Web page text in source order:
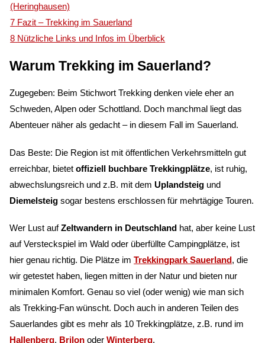
(Heringhausen)
7 Fazit – Trekking im Sauerland
8 Nützliche Links und Infos im Überblick
Warum Trekking im Sauerland?
Zugegeben: Beim Stichwort Trekking denken viele eher an
Schweden, Alpen oder Schottland. Doch manchmal liegt das
Abenteuer näher als gedacht – in diesem Fall im Sauerland.
Das Beste: Die Region ist mit öffentlichen Verkehrsmitteln gut
erreichbar, bietetoffiziell buchbare Trekkingplätze, ist ruhig,
abwechslungsreich und z.B. mit demUplandsteig und
Diemelsteig sogar bestens erschlossen für mehrtägige Touren.
Wer Lust aufZeltwandern in Deutschland hat, aber keine Lust
auf Versteckspiel im Wald oder überfüllte Campingplätze, ist
hier genau richtig. Die Plätze imTrekkingpark Sauerland, die
wir getestet haben, liegen mitten in der Natur und bieten nur
minimalen Komfort. Genau so viel (oder wenig) wie man sich
als Trekking-Fan wünscht. Doch auch in anderen Teilen des
Sauerlandes gibt es mehr als 10 Trekkingplätze, z.B. rund im
Hallenberg, Brilon oderWinterberg.